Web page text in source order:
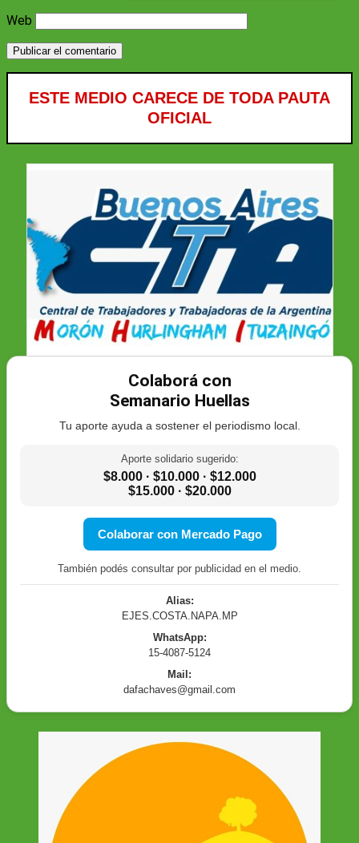
Web
ESTE MEDIO CARECE DE TODA PAUTA
OFICIAL
Colaborá con
Semanario Huellas
Tu aporte ayuda a sostener el periodismo local.
Aporte solidario sugerido:
$8.000 · $10.000 · $12.000
$15.000 · $20.000
Colaborar con Mercado Pago
También podés consultar por publicidad en el medio.
Alias:
EJES.COSTA.NAPA.MP
WhatsApp:
15-4087-5124
Mail:
dafachaves@gmail.com